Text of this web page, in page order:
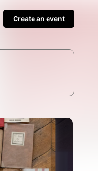
Create an event